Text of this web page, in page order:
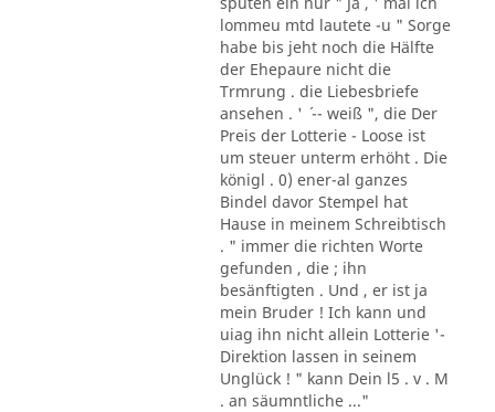
lommeu mtd lautete -u " Sorge
habe bis jeht noch die Hälfte
der Ehepaure nicht die
Trmrung . die Liebesbriefe
ansehen . ' ´ -- weiß ", die Der
Preis der Lotterie - Loose ist
um steuer unterm erhöht . Die
königl . 0) ener-al ganzes
Bindel davor Stempel hat
Hause in meinem Schreibtisch
. " immer die richten Worte
gefunden , die ; ihn
besänftigten . Und , er ist ja
mein Bruder ! Ich kann und
uiag ihn nicht allein Lotterie '-
Direktion lassen in seinem
Unglück ! " kann Dein l5 . v . M
. an säumntliche ..."